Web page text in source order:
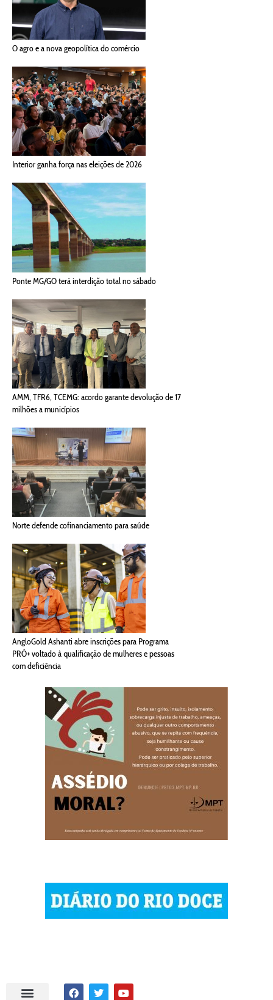
O agro e a nova geopolítica do comércio
Interior ganha força nas eleições de 2026
Ponte MG/GO terá interdição total no sábado
AMM, TFR6, TCEMG: acordo garante devolução de 17
milhões a municípios
Norte defende cofinanciamento para saúde
AngloGold Ashanti abre inscrições para Programa
PRÓ+ voltado à qualificação de mulheres e pessoas
com deficiência